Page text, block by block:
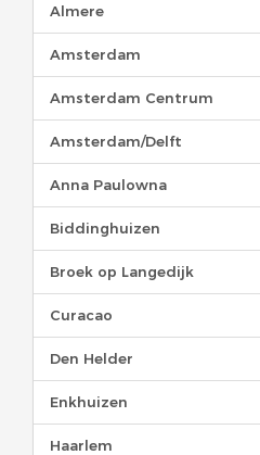
Almere
Amsterdam
Amsterdam Centrum
Amsterdam/Delft
Anna Paulowna
Biddinghuizen
Broek op Langedijk
Curacao
Den Helder
Enkhuizen
Haarlem